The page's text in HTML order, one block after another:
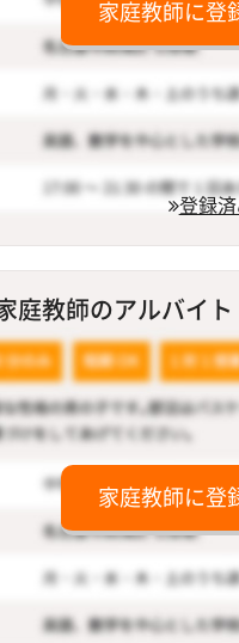
家庭教師に登
登録
庭教師のアルバイ
家庭教師に登